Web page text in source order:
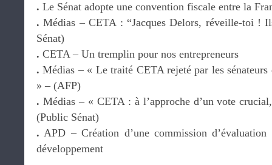
. Le Sénat adopte une convention fiscale entre la
. Médias – CETA : “Jacques Delors, réveille-toi !
Sénat)
. CETA – Un tremplin pour nos entrepreneurs
. Médias – « Le traité CETA rejeté par les
» – (AFP)
. Médias – « CETA : à l’approche d’un vote
(Public Sénat)
. APD – Création d’une commission d’évaluation
développement